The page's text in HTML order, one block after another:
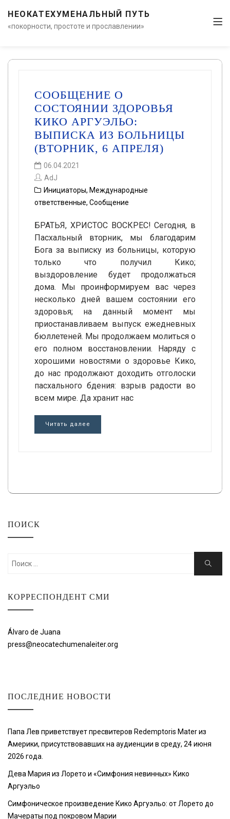
НЕОКАТЕХУМЕНАЛЬНЫЙ ПУТЬ
«покорности, простоте и прославлении»
СООБЩЕНИЕ О
СОСТОЯНИИ ЗДОРОВЬЯ
КИКО АРГУЭЛЬО:
ВЫПИСКА ИЗ БОЛЬНИЦЫ
(ВТОРНИК, 6 АПРЕЛЯ)
06.04.2021
AdJ
Инициаторы, Международные
ответственные, Сообщение
БРАТЬЯ, ХРИСТОС ВОСКРЕС! Сегодня, в
Пасхальный вторник, мы благодарим
Бога за выписку из больницы, которую
только что получил Кико;
выздоровление будет продолжаться
дома. Мы проинформируем вас через
несколько дней вашем состоянии его
здоровья; на данный момент мы
приостанавливаем выпуск ежедневных
бюллетеней. Мы продолжаем молиться о
его полном восстановлении. Наряду с
хорошими новостями о здоровье Кико,
до нас продолжают доходить отголоски
пасхального бдения: взрыв радости во
всем мире. Да хранит нас
Читать далее
ПОИСК
Искать:
Поиск
КОРРЕСПОНДЕНТ СМИ
Álvaro de Juana
press@neocatechumenaleiter.org
ПОСЛЕДНИЕ НОВОСТИ
Папа Лев приветствует пресвитеров Redemptoris Mater из
Америки, присутствовавших на аудиенции в среду, 24 июня
2026 года.
Дева Мария из Лорето и «Симфония невинных» Кико
Аргуэльо
Симфоническое произведение Кико Аргуэльо: от Лорето до
Мачераты под покровом Марии